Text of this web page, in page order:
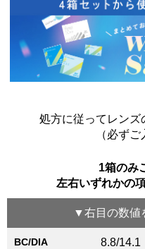
処方に従ってレンズ
（必ず
1箱のみ
左右いずれかの
▼右目 の数値
BC/DIA 8.8/14.1